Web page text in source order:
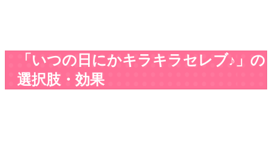
「いつの日にかキラキラセレブ♪」の
選択肢・効果